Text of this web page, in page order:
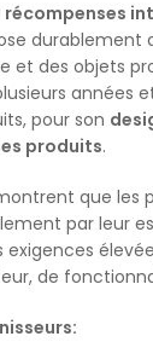
récompenses
durablement
et des objets
années
pour son
produits.
que les
par leur
de